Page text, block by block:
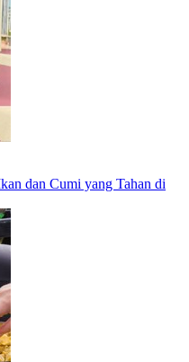
dan Cumi yang Tahan di